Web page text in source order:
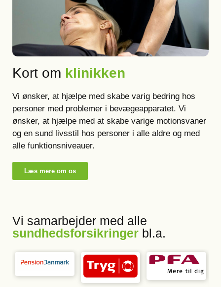
Kort om klinikken
Vi ønsker, at hjælpe med skabe varig bedring hos
personer med problemer i bevægeapparatet. Vi
ønsker, at hjælpe med at skabe varige motionsvaner
og en sund livsstil hos personer i alle aldre og med
alle funktionsniveauer.
Læs mere om os
Vi samarbejder med alle
sundhedsforsikringer bl.a.